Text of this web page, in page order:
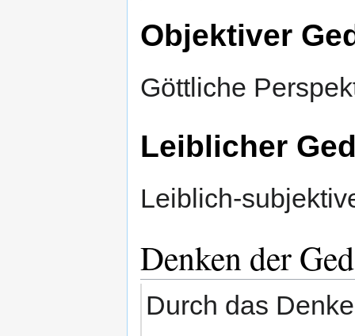
Objektiver
Göttliche
Leiblicher
Leiblich-
Denken der
Durch das